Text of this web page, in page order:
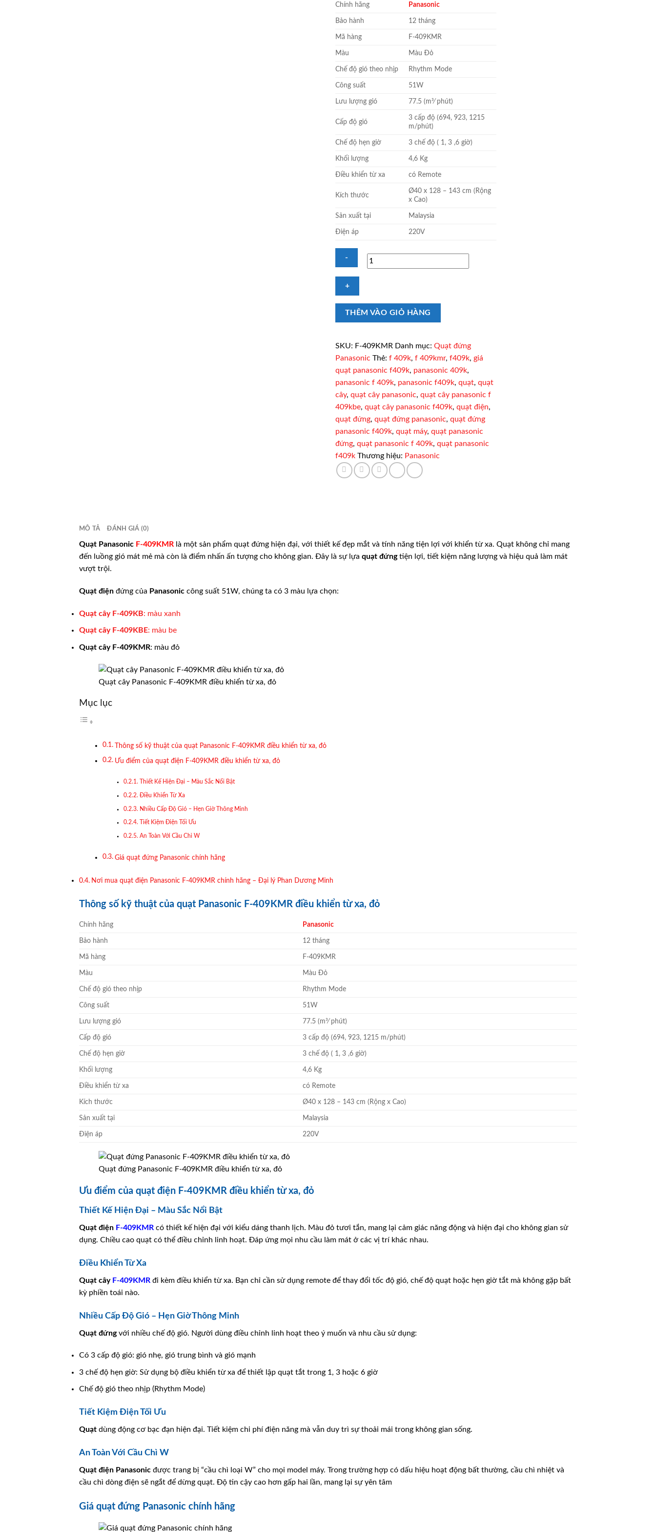
là:
4.130.000 ₫.
Chính hãng Panasonic
Bảo hành 12 tháng
Mã hàng F-409KMR
Màu Màu Đỏ
Chế độ gió theo nhịp Rhythm Mode
Công suất 51W
Lưu lượng gió 77.5 (m3⁄ phút)
Cấp độ gió
3 cấp độ (694, 923, 1215
m/phút)
Chế độ hẹn giờ 3 chế độ ( 1, 3 ,6 giờ)
Khối lượng 4,6 Kg
Điều khiển từ xa có Remote
Kích thước
Ø40 x 128 – 143 cm (Rộng
x Cao)
Sản xuất tại Malaysia
Điện áp 220V
F-
409KMR
từ
xa,
đỏ
số
lượng
THÊM VÀO GIỎ HÀNG
SKU: F-409KMR Danh mục: Quạt đứng
Panasonic Thẻ: f 409k, f 409kmr, f409k, giá
quạt panasonic f409k, panasonic 409k,
panasonic f 409k, panasonic f409k, quạt, quạt
cây, quạt cây panasonic, quạt cây panasonic f
409kbe, quạt cây panasonic f409k, quạt điện,
quạt đứng, quạt đứng panasonic, quạt đứng
panasonic f409k, quạt máy, quạt panasonic
đứng, quạt panasonic f 409k, quạt panasonic
f409k Thương hiệu: Panasonic
MÔ TẢ ĐÁNH GIÁ (0)
Quạt Panasonic F-409KMR là một sản phẩm quạt đứng hiện đại, với thiết kế đẹp mắt và tính năng tiện lợi với khiển từ xa. Quạt không chỉ mang
đến luồng gió mát mẻ mà còn là điểm nhấn ấn tượng cho không gian. Đây là sự lựa quạt đứngtiện lợi, tiết kiệm năng lượng và hiệu quả làm mát
vượt trội.
Quạt điện đứng của Panasonic công suất 51W, chúng ta có 3 màu lựa chọn:
Quạt cây F-409KB: màu xanh
Quạt cây F-409KBE: màu be
Quạt cây F-409KMR: màu đỏ
Quạt cây Panasonic F-409KMR điều khiển từ xa, đỏ
Mục lục
Thông số kỹ thuật của quạt Panasonic F-409KMR điều khiển từ xa, đỏ
Ưu điểm của quạt điện F-409KMR điều khiển từ xa, đỏ
Thiết Kế Hiện Đại – Màu Sắc Nổi Bật
Điều Khiển Từ Xa
Nhiều Cấp Độ Gió – Hẹn Giờ Thông Minh
Tiết Kiệm Điện Tối Ưu
An Toàn Với Cầu Chì W
Giá quạt đứng Panasonic chính hãng
Nơi mua quạt điện Panasonic F-409KMR chính hãng – Đại lý Phan Dương Minh
Thông số kỹ thuật của quạt Panasonic F-409KMR điều khiển từ xa, đỏ
Chính hãng Panasonic
Bảo hành 12 tháng
Mã hàng F-409KMR
Màu Màu Đỏ
Chế độ gió theo nhịp Rhythm Mode
Công suất 51W
Lưu lượng gió 77.5 (m3⁄ phút)
Cấp độ gió 3 cấp độ (694, 923, 1215 m/phút)
Chế độ hẹn giờ 3 chế độ ( 1, 3 ,6 giờ)
Khối lượng 4,6 Kg
Điều khiển từ xa có Remote
Kích thước Ø40 x 128 – 143 cm (Rộng x Cao)
Sản xuất tại Malaysia
Điện áp 220V
Quạt đứng Panasonic F-409KMR điều khiển từ xa, đỏ
Ưu điểm của quạt điện F-409KMR điều khiển từ xa, đỏ
Thiết Kế Hiện Đại – Màu Sắc Nổi Bật
Quạt điện F-409KMR có thiết kế hiện đại với kiểu dáng thanh lịch. Màu đỏ tươi tắn, mang lại cảm giác năng động và hiện đại cho không gian sử
dụng. Chiều cao quạt có thể điều chỉnh linh hoạt. Đáp ứng mọi nhu cầu làm mát ở các vị trí khác nhau.
Điều Khiển Từ Xa
Quạt cây F-409KMR đi kèm điều khiển từ xa. Bạn chỉ cần sử dụng remote để thay đổi tốc độ gió, chế độ quạt hoặc hẹn giờ tắt mà không gặp bất
kỳ phiền toái nào.
Nhiều Cấp Độ Gió – Hẹn Giờ Thông Minh
Quạt đứngvới nhiều chế độ gió. Người dùng điều chỉnh linh hoạt theo ý muốn và nhu cầu sử dụng:
Có 3 cấp độ gió: gió nhẹ, gió trung bình và gió mạnh
3 chế độ hẹn giờ: Sử dụng bộ điều khiển từ xa để thiết lập quạt tắt trong 1, 3 hoặc 6 giờ
Chế độ gió theo nhịp (Rhythm Mode)
Tiết Kiệm Điện Tối Ưu
Quạt dùng động cơ bạc đạn hiện đại. Tiết kiệm chi phí điện năng mà vẫn duy trì sự thoải mái trong không gian sống.
An Toàn Với Cầu Chì W
Quạt điện Panasonic được trang bị “cầu chì loại W” cho mọi model máy. Trong trường hợp có dấu hiệu hoạt động bất thường, cầu chì nhiệt và
cầu chì dòng điện sẽ ngắt để dừng quạt. Độ tin cậy cao hơn gấp hai lần, mang lại sự yên tâm
Giá quạt đứng Panasonic chính hãng